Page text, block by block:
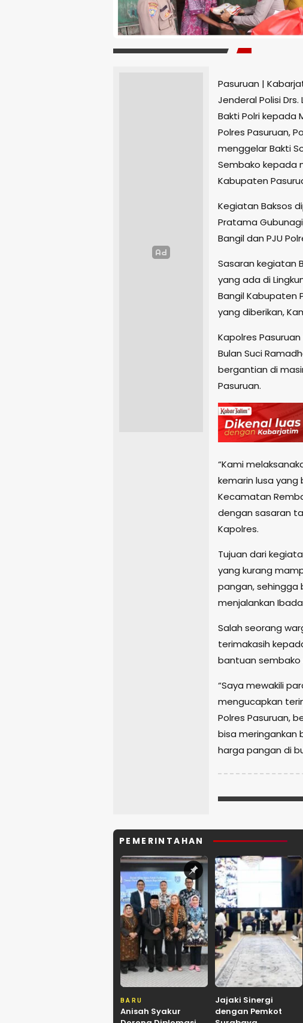
Pasuruan |
Jenderal Polisi
Bakti Polri kepada
Polres Pasuruan,
menggelar Bakti
Sembako kepada
Kabupaten
Kegiatan Baksos
Pratama Gubunagi,
Bangil dan PJU
Sasaran kegiatan
yang ada di
Bangil Kabupaten
yang diberikan,
Kapolres
Bulan Suci
bergantian di
Pasuruan.
“Kami
kemarin lusa yang
Kecamatan
dengan sasaran
Kapolres.
Tujuan dari
yang kurang
pangan, sehingga
menjalankan
Salah seorang
terimakasih
bantuan sembako
“Saya mewakili
mengucapkan
Polres Pasuruan,
bisa meringankan
harga pangan di
PEMERINTAHAN
BARU
Anisah Syakur
Jajaki Sinergi
dengan Pemkot